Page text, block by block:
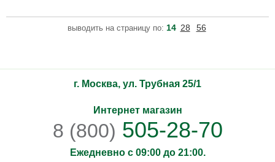
текстура не оставляет белой пленки, формула встраиваемого
тона улучшает тон лица. Крем подходит преимущественно для
выводить на страницу по: 14 28 56
г. Москва, ул. Трубная 25/1
Интернет магазин
8 (800) 505-28-70
Ежедневно с 09:00 до 21:00.